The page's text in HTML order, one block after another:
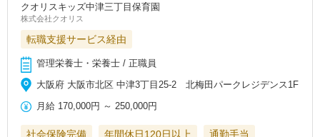
クオリスキッズ中津三丁目保育園
株式会社クオリス
転職支援サービス経由
管理栄養士・栄養士 / 正職員
大阪府 大阪市北区 中津3丁目25-2 北梅田パークレジデンス1F
月給 170,000円 ～ 250,000円
社会保険完備 年間休日120日以上
通勤手当